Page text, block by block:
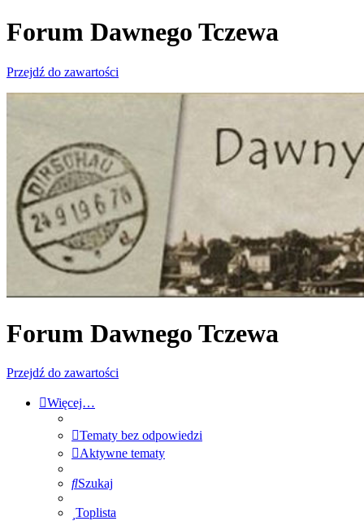
Forum Dawnego Tczewa
Przejdź do zawartości
Forum Dawnego Tczewa
Przejdź do zawartości
Więcej…
Tematy bez odpowiedzi
Aktywne tematy
Szukaj
Toplista